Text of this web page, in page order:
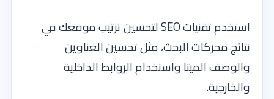
استخدم تقنيات SEO لتحسين ترتيب موقعك في
نتائج محركات البحث، مثل تحسين العناوين
والوصف الميتا واستخدام الروابط الداخلية
والخارجية.